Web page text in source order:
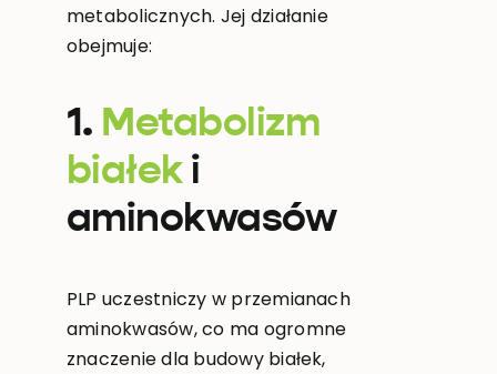
metabolicznych. Jej działanie
obejmuje:
1. Metabolizm
białeki
aminokwasów
PLP uczestniczy w przemianach
aminokwasów, co ma ogromne
znaczenie dla budowy białek,